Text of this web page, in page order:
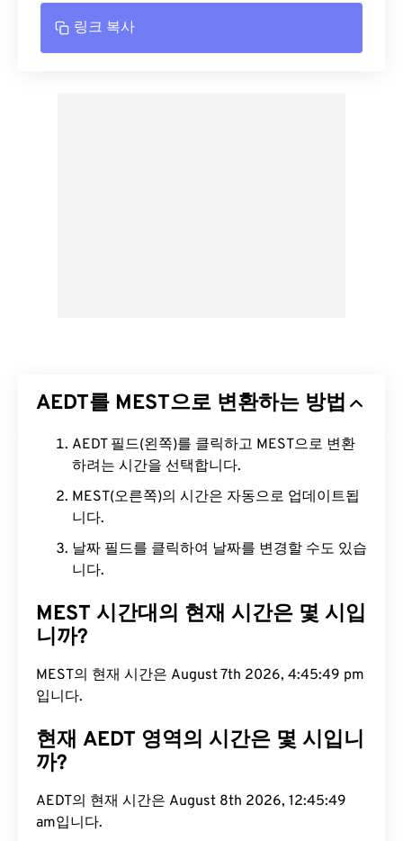
링크 복사
AEDT를 MEST으로 변환하는 방법
AEDT 필드(왼쪽)를 클릭하고 MEST으로 변환
하려는 시간을 선택합니다.
MEST(오른쪽)의 시간은 자동으로 업데이트됩
니다.
날짜 필드를 클릭하여 날짜를 변경할 수도 있습
니다.
MEST 시간대의 현재 시간은 몇 시입
니까?
MEST의 현재 시간은 August 7th 2026, 4:45:50 pm
입니다.
현재 AEDT 영역의 시간은 몇 시입니
까?
AEDT의 현재 시간은 August 8th 2026, 12:45:50
am입니다.